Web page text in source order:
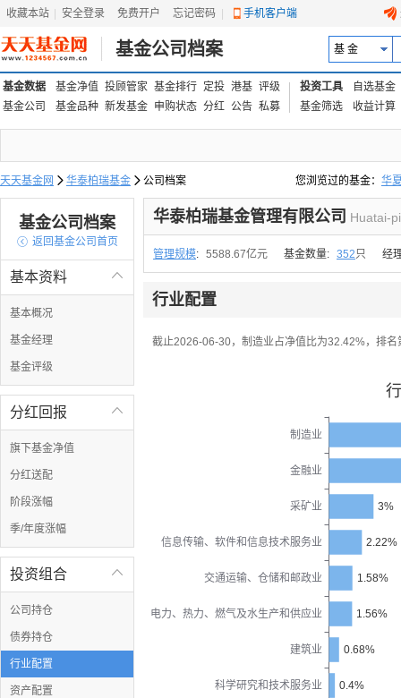
收藏本站 安全登录 免费开户 忘记密码 手机客户端
基金公司档案 基 金
基金数据 基金净值 投顾管家 基金排行 定投 港基 评级
基金公司
基金品种 新发基金 申购状态 分红 公告 私募
投资工具
自选基金
基金筛选
收益计算
天天基金网  华泰柏瑞基金  公司档案 您浏览过的基金： 华
易方达上证中盘ETF联
基金公司档案
 返回基金公司首页

基本资料
基本概况
基金经理
基金评级

分红回报
旗下基金净值
分红送配
阶段涨幅
季/年度涨幅

投资组合
公司持仓
债券持仓
行业配置
资产配置
华泰柏瑞基金管理有限公司 Huatai-
管理规模: 5588.67亿元 基金数量: 352只 经
行业配置
截止2026-06-30，制造业占净值比为32.42%，排名
科学研究和技术服务业
建筑业
电力、热力、燃气及水生产和供应业
交通运输、仓储和邮政业
信息传输、软件和信息技术服务业
采矿业
金融业
制造业
0.4%
0.68%
1.56%
1.58%
2.22%
3%